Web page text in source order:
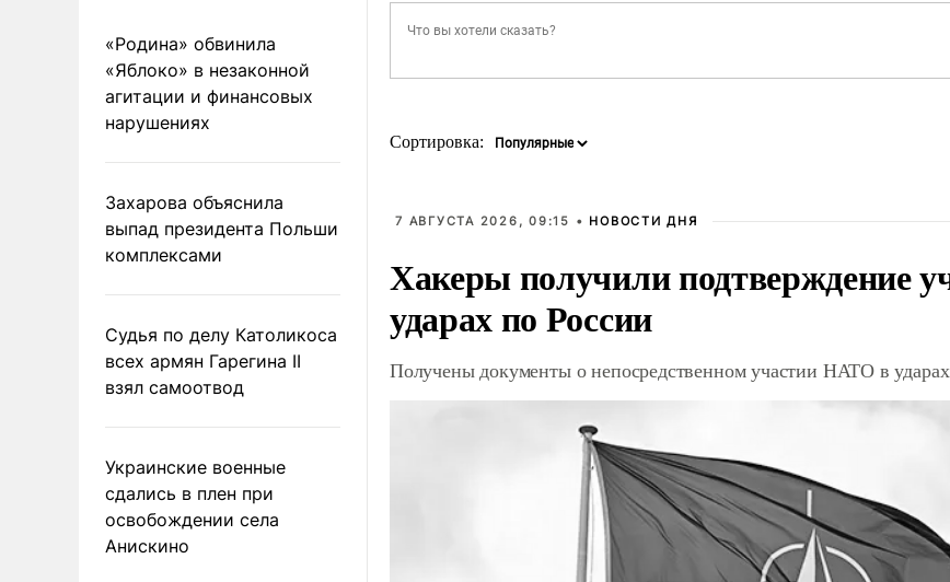
«Родина» обвинила
«Яблоко» в незаконной
агитации и финансовых
нарушениях
Захарова объяснила
выпад президента Польши
комплексами
Судья по делу Католикоса
всех армян Гарегина II
взял самоотвод
Украинские военные
сдались в плен при
освобождении села
Анискино
Сортировка:
7 АВГУСТА 2026, 09:15 • НОВОСТИ ДНЯ
Хакеры получили подтверждение
ударах по России
Получены документы о непосредственном участии НАТО в